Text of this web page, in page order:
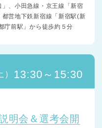
」、小田急線・京王線「新宿
営地下鉄新宿線「新宿駅(新
庁前駅」から徒歩約５分
） 13:30～15:30
明会＆選考会開